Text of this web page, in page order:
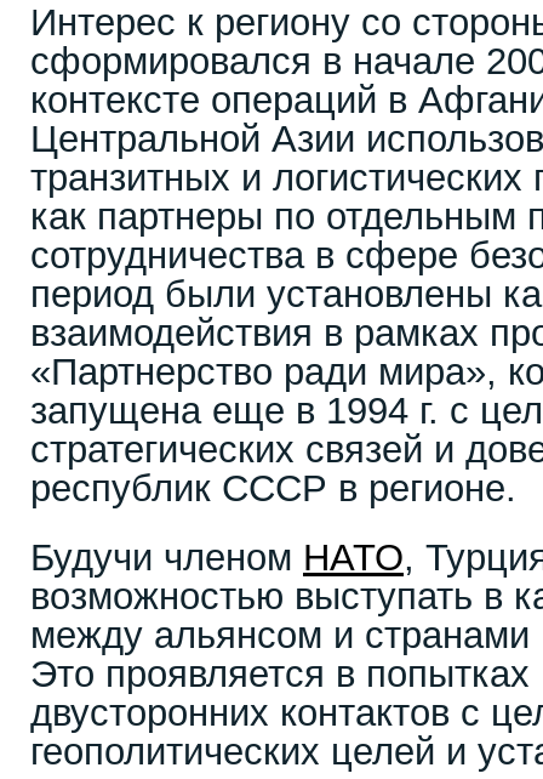
Интерес к региону со
сформировался в начале
контексте операций в
Центральной Азии
транзитных и
как партнеры по отдельным
сотрудничества в сфере
период были установлены
взаимодействия в рамках
«Партнерство ради мира»,
запущена еще в 1994 г. с
стратегических связей и
республик СССР в регионе.
Будучи членом НАТО,
возможностью выступать в
между альянсом и
Это проявляется в попытках
двусторонних контактов с
геополитических целей и